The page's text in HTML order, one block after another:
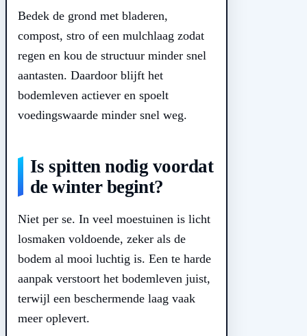
Bedek de grond met bladeren,
compost, stro of een mulchlaag zodat
regen en kou de structuur minder snel
aantasten. Daardoor blijft het
bodemleven actiever en spoelt
voedingswaarde minder snel weg.
Is spitten nodig voordat
de winter begint?
Niet per se. In veel moestuinen is licht
losmaken voldoende, zeker als de
bodem al mooi luchtig is. Een te harde
aanpak verstoort het bodemleven juist,
terwijl een beschermende laag vaak
meer oplevert.